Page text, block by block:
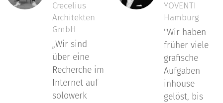
Crecelius
Architekten
GmbH
„Wir sind
über eine
Recherche im
Internet auf
solowerk
YOVENTI
Hamburg
"Wir haben
früher viele
grafische
Aufgaben
inhouse
gelöst, bis